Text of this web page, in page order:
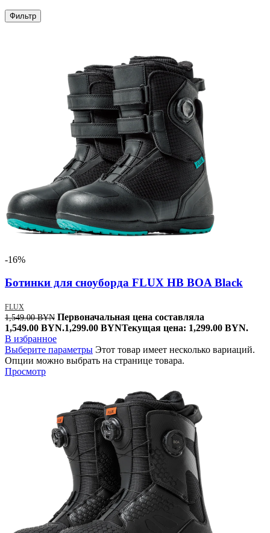
Фильтр
-16%
Ботинки для сноуборда FLUX HB BOA Black
FLUX
1,549.00BYN Первоначальная цена составляла
1,549.00 BYN.1,299.00 BYNТекущая цена: 1,299.00 BYN.
В избранное
Выберите параметры Этот товар имеет несколько вариаций.
Опции можно выбрать на странице товара.
Просмотр